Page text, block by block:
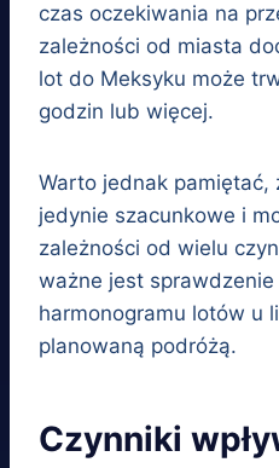
czas oczekiwania na
zależności od miasta
lot do Meksyku może
godzin lub więcej.
Warto jednak pamiętać,
jedynie szacunkowe i
zależności od wielu
ważne jest sprawdzenie
harmonogramu lotów u
planowaną podróżą.
Czynniki